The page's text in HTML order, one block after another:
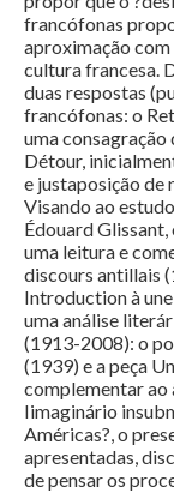
francófonas
aproximação
cultura francesa.
duas respostas
francófonas: o
uma consagração
Détour,
e justaposição de
Visando ao
Édouard
uma leitura e
discours antillais
Introduction à
uma análise
(1913-2008): o
(1939) e a peça
complementar ao
Iimaginário
Américas?, o
apresentadas,
de pensar os